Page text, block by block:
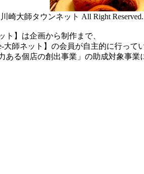
崎大師タウンネット All Right Reserved.
ト】は企画から制作まで、
大師ネット】の会員が自主的に行って
ある個店の創出事業」の助成対象事業